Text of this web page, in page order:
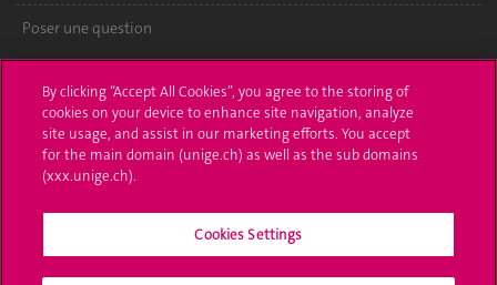
Poser une question
UNIGE Mobile
Médias
Offres d'emploi
Bibliothèque
By clicking “Accept All Cookies”, you agree to the storing of
cookies on your device to enhance site navigation, analyze
site usage, and assist in our marketing efforts. You accept
for the main domain (unige.ch) as well as the sub domains
(xxx.unige.ch).
Cookies Settings